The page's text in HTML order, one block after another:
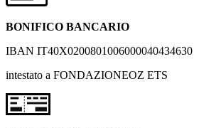
BONIFICO BANCARIO
IBAN IT40X0200801006000040434630
intestato a FONDAZIONEOZ ETS